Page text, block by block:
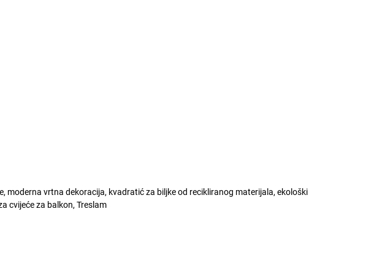
vrtna dekoracija, kvadratić za biljke od recikliranog materijala, ekološki
cvijeće za balkon, Treslam